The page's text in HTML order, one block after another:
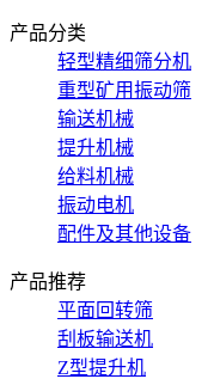
产品分类
轻型精细筛分机
重型矿用振动筛
输送机械
提升机械
给料机械
振动电机
配件及其他设备
产品推荐
平面回转筛
刮板输送机
Z型提升机